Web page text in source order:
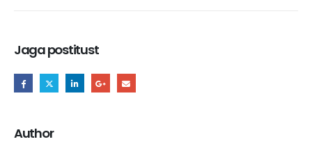
Jaga postitust
Author